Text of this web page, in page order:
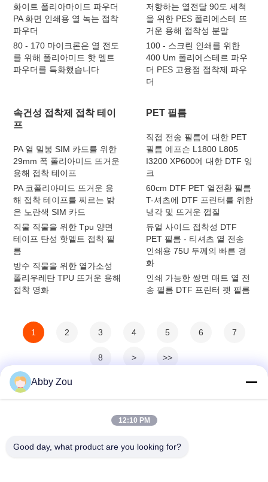
화이트 폴리아마이드 파우더
PA 화면 인쇄용 열 녹는 접착
파우더
80 - 170 마이크론은 열 전도
를 위해 폴리아미드 핫 멜트
파우더를 특화했습니다
저항하는 열전달 90도 세척
을 위한 PES 폴리에스테 뜨
거운 용해 접착성 분말
100 - 스크린 인쇄를 위한
400 Um 폴리에스테르 파우
더 PES 고융점 접착제 파우
더
속건성 접착제 접착 테이
프
PA 열 밀봉 SIM 카드를 위한
29mm 폭 폴리아미드 뜨거운
용해 접착 테이프
PA 코폴리아미드 뜨거운 용
해 접착 테이프를 찌르는 밝
은 노란색 SIM 카드
직물 직물을 위한 Tpu 양면
테이프 탄성 핫멜트 접착 필
름
방수 직물을 ​​위한 열가소성
폴리우레탄 TPU 뜨거운 용해
접착 영화
PET 필름
직접 전송 필름에 대한 PET
필름 에프슨 L1800 L805
I3200 XP600에 대한 DTF 잉
크
60cm DTF PET 열전환 필름
T-셔츠에 DTF 프린터를 위한
냉각 및 뜨거운 껍질
듀얼 사이드 접착성 DTF
PET 필름 - 티셔츠 열 전송
인쇄용 75U 두께의 빠른 경
화
인쇄 가능한 쌍면 매트 열 전
송 필름 DTF 프린터 펫 필름
1 2 3 4 5 6 7
8 > >>
Abby Zou
12:10 PM
Good day, what product are you looking for?